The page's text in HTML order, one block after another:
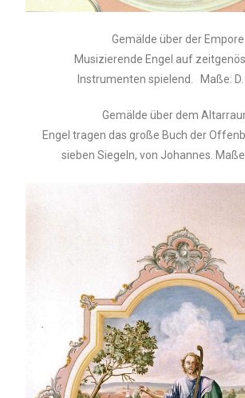
Gemälde über der Empore.
Musizierende Engel auf
Instrumenten spielend.
Maße:
Gemälde über dem
Engel tragen das große Buch der
sieben Siegeln, von Johannes.